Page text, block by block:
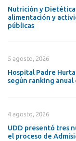
Nutrición y
alimentación y
públicas
5 agosto, 2026
Hospital Padre
según ranking anual
4 agosto, 2026
UDD presentó tres
el proceso de